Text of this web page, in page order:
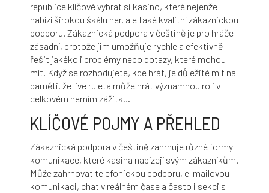
republice klíčové vybrat si kasino, které nejenže
nabízí širokou škálu her, ale také kvalitní zákaznickou
podporu. Zákaznická podpora v češtině je pro hráče
zásadní, protože jim umožňuje rychle a efektivně
řešit jakékoli problémy nebo dotazy, které mohou
mít. Když se rozhodujete, kde hrát, je důležité mít na
paměti, že live ruleta může hrát významnou roli v
celkovém herním zážitku.
KLÍČOVÉ POJMY A PŘEHLED
Zákaznická podpora v češtině zahrnuje různé formy
komunikace, které kasina nabízejí svým zákazníkům.
Může zahrnovat telefonickou podporu, e-mailovou
komunikaci, chat v reálném čase a často i sekci s